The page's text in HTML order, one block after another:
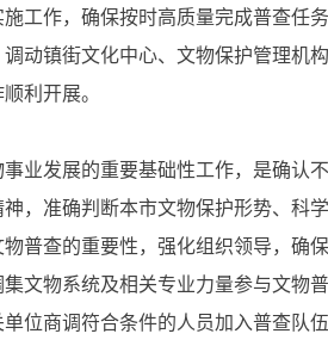
工作，确保按时高质量完成普查任务
动镇街文化中心、文物保护管理机
利开展。
业发展的重要基础性工作，是确认
，准确判断本市文物保护形势、科
普查的重要性，强化组织领导，确
文物系统及相关专业力量参与文物
位商调符合条件的人员加入普查队